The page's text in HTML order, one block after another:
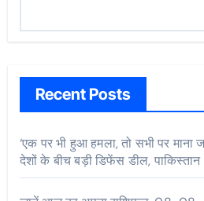
Recent Posts
‘एक पर भी हुआ हमला, तो सभी पर माना
देशों के बीच बड़ी डिफेंस डील, पाकिस्तान